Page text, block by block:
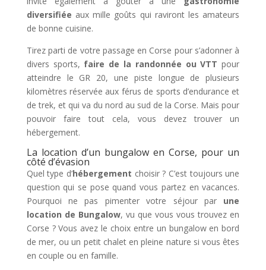
diversifiée aux mille goûts qui raviront les amateurs
de bonne cuisine.
Tirez parti de votre passage en Corse pour s’adonner à
divers sports, faire de la randonnée ou VTT pour
atteindre le GR 20, une piste longue de plusieurs
kilomètres réservée aux férus de sports d’endurance et
de trek, et qui va du nord au sud de la Corse. Mais pour
pouvoir faire tout cela, vous devez trouver un
hébergement.
La location d’un bungalow en Corse, pour un
côté d’évasion
Quel type d’hébergement choisir ? C’est toujours une
question qui se pose quand vous partez en vacances.
Pourquoi ne pas pimenter votre séjour par une
location de Bungalow, vu que vous vous trouvez en
Corse ? Vous avez le choix entre un bungalow en bord
de mer, ou un petit chalet en pleine nature si vous êtes
en couple ou en famille.